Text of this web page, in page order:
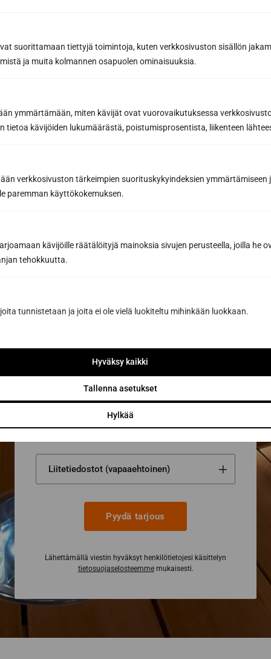
suorittamaan tiettyjä toimintoja, kuten verkkosivuston sisällön
ja muita kolmannen osapuolen ominaisuuksia.
ymmärtämään, miten kävijät ovat vuorovaikutuksessa
tietoa kävijöiden lukumäärästä, poistumisprosentista, liikenteen
verkkosivuston tärkeimpien suorituskykyindeksien ymmärtämiseen
paremman käyttökokemuksen.
kävijöille räätälöityjä mainoksia sivujen perusteella, joilla he
tehokkuutta.
tunnistetaan ja joita ei ole vielä luokiteltu mihinkään luokkaan.
Hylkää
Tallenna asetukset
Hyväksy kaikki
Haluan lisätietoa Haluan tarjouksen
Etunimi *
Pyydä tarjous
Lähettämällä viestin hyväksyt henkilötietojesi käsittelyn
tietosuojaselosteemmemukaisesti.